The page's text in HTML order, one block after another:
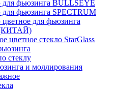
для фьюзинга BULLSEYE
для фьюзинга SPECTRUM
цветное для фьюзинга
цветное стекло StarGlass
стеклу
и моллирования